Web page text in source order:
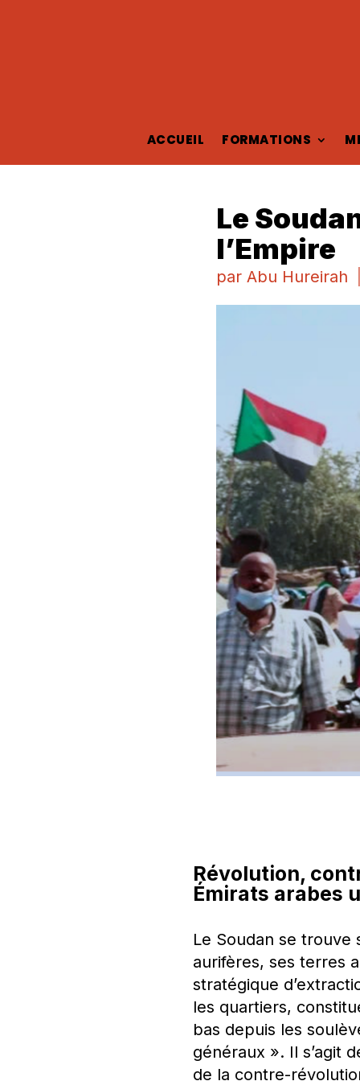
ACCUEIL FORMATIONS
Le
l’Empire
par Abu Hureirah
Révolution,
Émirats arabes
Le Soudan se trouve
aurifères, ses terres
stratégique
les quartiers,
bas depuis les
généraux ». Il s’agit
de la contre-